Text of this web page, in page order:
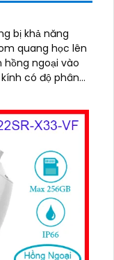
bị khả năng
quang học lên
hồng ngoại vào
có độ phân